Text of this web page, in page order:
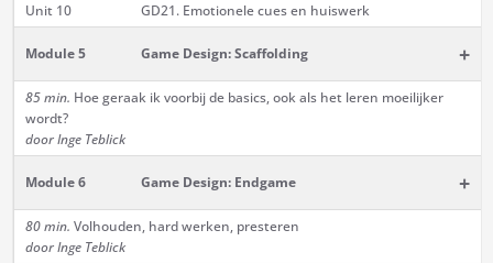
Unit 10
GD21. Emotionele cues en huiswerk
Module 5 Game Design: Scaffolding +
85 min. Hoe geraak ik voorbij de basics, ook als het leren moeilijker
wordt?
door Inge Teblick
Module 6 Game Design: Endgame +
80 min. Volhouden, hard werken, presteren
door Inge Teblick